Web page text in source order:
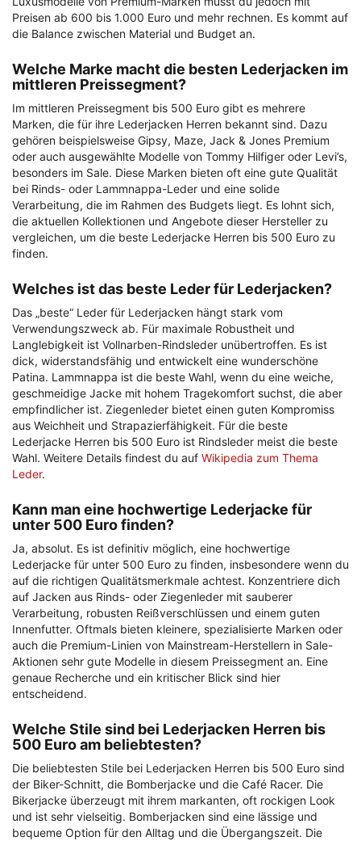
Preisen ab 600 bis 1.000 Euro und mehr rechnen. Es kommt auf
die Balance zwischen Material und Budget an.
Welche Marke macht die besten Lederjacken im
mittleren Preissegment?
Im mittleren Preissegment bis 500 Euro gibt es mehrere
Marken, die für ihre Lederjacken Herren bekannt sind. Dazu
gehören beispielsweise Gipsy, Maze, Jack & Jones Premium
oder auch ausgewählte Modelle von Tommy Hilfiger oder Levi’s,
besonders im Sale. Diese Marken bieten oft eine gute Qualität
bei Rinds- oder Lammnappa-Leder und eine solide
Verarbeitung, die im Rahmen des Budgets liegt. Es lohnt sich,
die aktuellen Kollektionen und Angebote dieser Hersteller zu
vergleichen, um die beste Lederjacke Herren bis 500 Euro zu
finden.
Welches ist das beste Leder für Lederjacken?
Das „beste“ Leder für Lederjacken hängt stark vom
Verwendungszweck ab. Für maximale Robustheit und
Langlebigkeit ist Vollnarben-Rindsleder unübertroffen. Es ist
dick, widerstandsfähig und entwickelt eine wunderschöne
Patina. Lammnappa ist die beste Wahl, wenn du eine weiche,
geschmeidige Jacke mit hohem Tragekomfort suchst, die aber
empfindlicher ist. Ziegenleder bietet einen guten Kompromiss
aus Weichheit und Strapazierfähigkeit. Für die beste
Lederjacke Herren bis 500 Euro ist Rindsleder meist die beste
Wahl. Weitere Details findest du auf Wikipedia zum Thema
Leder.
Kann man eine hochwertige Lederjacke für
unter 500 Euro finden?
Ja, absolut. Es ist definitiv möglich, eine hochwertige
Lederjacke für unter 500 Euro zu finden, insbesondere wenn du
auf die richtigen Qualitätsmerkmale achtest. Konzentriere dich
auf Jacken aus Rinds- oder Ziegenleder mit sauberer
Verarbeitung, robusten Reißverschlüssen und einem guten
Innenfutter. Oftmals bieten kleinere, spezialisierte Marken oder
auch die Premium-Linien von Mainstream-Herstellern in Sale-
Aktionen sehr gute Modelle in diesem Preissegment an. Eine
genaue Recherche und ein kritischer Blick sind hier
entscheidend.
Welche Stile sind bei Lederjacken Herren bis
500 Euro am beliebtesten?
Die beliebtesten Stile bei Lederjacken Herren bis 500 Euro sind
der Biker-Schnitt, die Bomberjacke und die Café Racer. Die
Bikerjacke überzeugt mit ihrem markanten, oft rockigen Look
und ist sehr vielseitig. Bomberjacken sind eine lässige und
bequeme Option für den Alltag und die Übergangszeit. Die